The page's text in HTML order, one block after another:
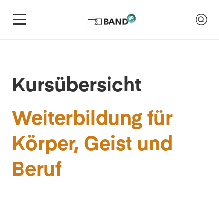
Kursübersicht
Weiterbildung für
Körper, Geist und
Beruf